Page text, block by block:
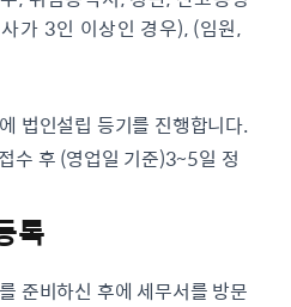
가 3인 이상인 경우), (임원,
법인설립 등기를 진행합니다.
수 후 (영업일 기준)3~5일 정
록
준비하신 후에 세무서를 방문